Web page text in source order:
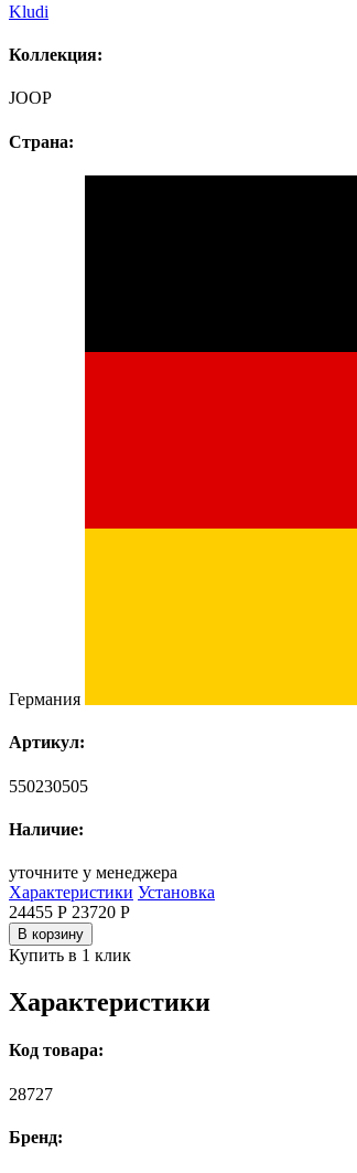
Kludi
Коллекция:
JOOP
Страна:
Германия
Артикул:
550230505
Наличие:
уточните у менеджера
Характеристики Установка
24455 Р 23720 Р
В корзину
Купить в 1 клик
Характеристики
Код товара:
28727
Бренд: